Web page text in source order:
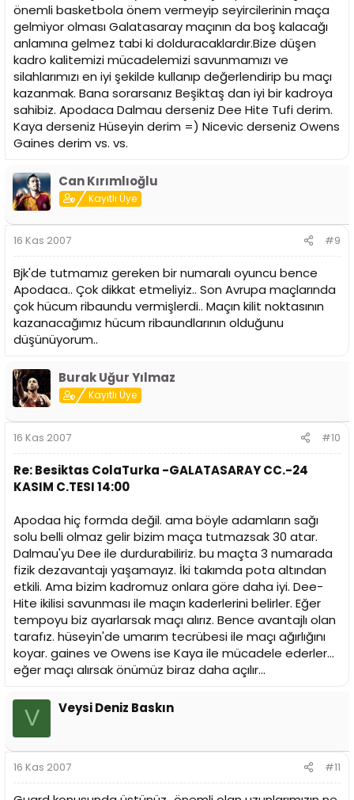
önemli basketbola önem vermeyip seyircilerinin maça
gelmiyor olması Galatasaray maçının da boş kalacağı
anlamına gelmez tabi ki dolduracaklardır.Bize düşen
kadro kalitemizi mücadelemizi savunmamızı ve
silahlarımızı en iyi şekilde kullanıp değerlendirip bu maçı
kazanmak. Bana sorarsanız Beşiktaş dan iyi bir kadroya
sahibiz. Apodaca Dalmau derseniz Dee Hite Tufi derim.
Kaya derseniz Hüseyin derim =) Nicevic derseniz Owens
Gaines derim vs. vs.
Can Kırımlıoğlu
Kayıtlı Üye
16 Kas 2007 #9
Bjk'de tutmamız gereken bir numaralı oyuncu bence
Apodaca.. Çok dikkat etmeliyiz.. Son Avrupa maçlarında
çok hücum ribaundu vermişlerdi.. Maçın kilit noktasının
kazanacağımız hücum ribaundlarının olduğunu
düşünüyorum..
Burak Uğur Yılmaz
Kayıtlı Üye
16 Kas 2007 #10
Re: Besiktas ColaTurka -GALATASARAY CC.-24
KASIM C.TESI 14:00
Apodaa hiç formda değil. ama böyle adamların sağı
solu belli olmaz gelir bizim maça tutmazsak 30 atar.
Dalmau'yu Dee ile durdurabiliriz. bu maçta 3 numarada
fizik dezavantajı yaşamayız. İki takımda pota altından
etkili. Ama bizim kadromuz onlara göre daha iyi. Dee-
Hite ikilisi savunması ile maçın kaderlerini belirler. Eğer
tempoyu biz ayarlarsak maçı alırız. Bence avantajlı olan
tarafız. hüseyin'de umarım tecrübesi ile maçı ağırlığını
koyar. gaines ve Owens ise Kaya ile mücadele ederler...
eğer maçı alırsak önümüz biraz daha açılır...
V Veysi Deniz Baskın
16 Kas 2007 #11